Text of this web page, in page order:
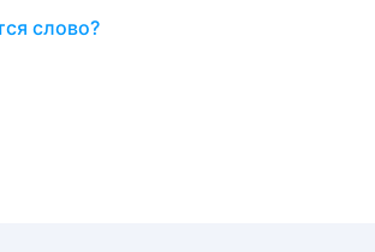
слово?